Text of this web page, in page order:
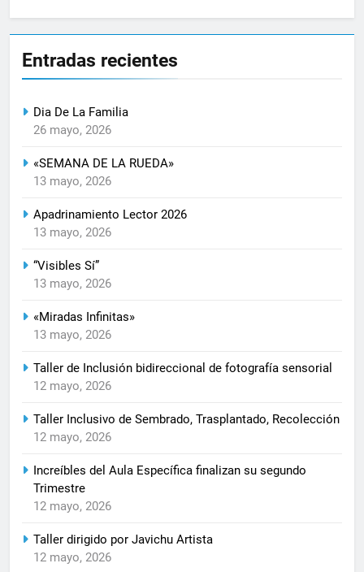
Entradas recientes
Dia De La Familia
26 mayo, 2026
«SEMANA DE LA RUEDA»
13 mayo, 2026
Apadrinamiento Lector 2026
13 mayo, 2026
“Visibles Sí”
13 mayo, 2026
«Miradas Infinitas»
13 mayo, 2026
Taller de Inclusión bidireccional de fotografía sensorial
12 mayo, 2026
Taller Inclusivo de Sembrado, Trasplantado, Recolección
12 mayo, 2026
Increíbles del Aula Específica finalizan su segundo
Trimestre
12 mayo, 2026
Taller dirigido por Javichu Artista
12 mayo, 2026